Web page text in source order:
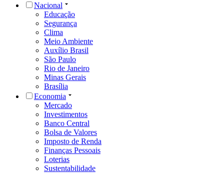
Nacional
Educação
Segurança
Clima
Meio Ambiente
Auxílio Brasil
São Paulo
Rio de Janeiro
Minas Gerais
Brasília
Economia
Mercado
Investimentos
Banco Central
Bolsa de Valores
Imposto de Renda
Finanças Pessoais
Loterias
Sustentabilidade